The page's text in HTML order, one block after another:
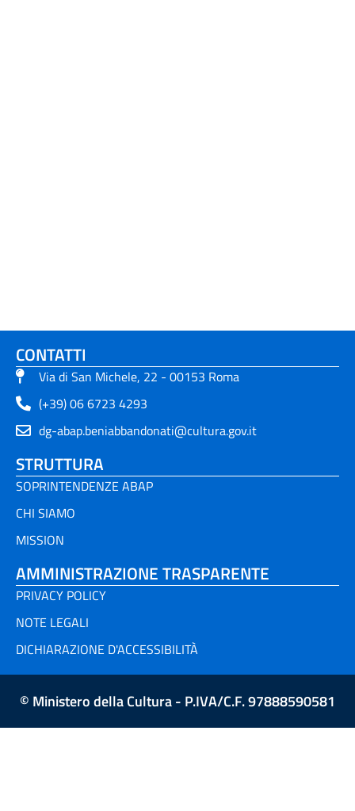
CONTATTI
Via di San Michele, 22 - 00153 Roma
(+39) 06 6723 4293
dg-abap.beniabbandonati@cultura.gov.it
STRUTTURA
SOPRINTENDENZE ABAP
CHI SIAMO
MISSION
AMMINISTRAZIONE TRASPARENTE
PRIVACY POLICY
NOTE LEGALI
DICHIARAZIONE D'ACCESSIBILITÀ
© Ministero della Cultura - P.IVA/C.F. 97888590581